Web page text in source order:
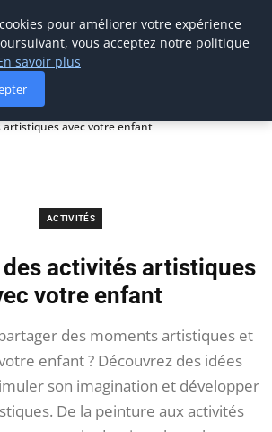
artistiques avec votre enfant
ACTIVITÉS
activités artistiques
votre enfant
des moments artistiques et
enfant ? Découvrez des idées
son imagination et développer
De la peinture aux activités
pour améliorer votre expérience
vous acceptez notre politique
savoir plus